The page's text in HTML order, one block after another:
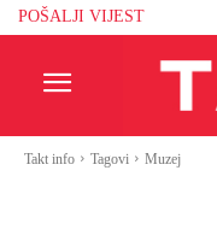
POŠALJI VIJEST
Takt info Tagovi Muzej